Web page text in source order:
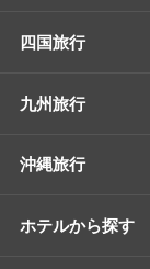
四国旅行
九州旅行
沖縄旅行
ホテルから探す